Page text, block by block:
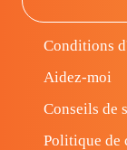
Conditions
Aidez-moi
Conseils de
Politique de